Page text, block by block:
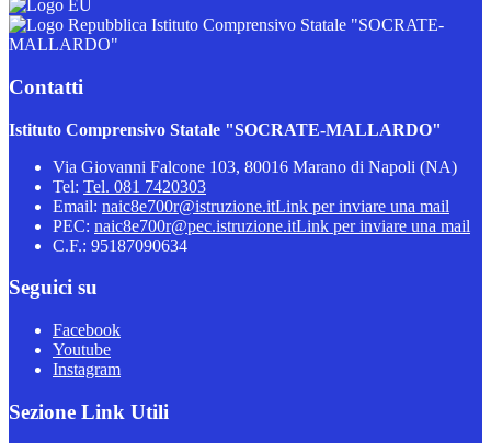
Istituto Comprensivo Statale "SOCRATE-
MALLARDO"
Contatti
Istituto Comprensivo Statale "SOCRATE-MALLARDO"
Via Giovanni Falcone 103, 80016 Marano di Napoli (NA)
Tel: Tel. 081 7420303
Email: naic8e700r@istruzione.itLink per inviare una mail
PEC: naic8e700r@pec.istruzione.itLink per inviare una mail
C.F.: 95187090634
Seguici su
Facebook
Youtube
Instagram
Sezione Link Utili